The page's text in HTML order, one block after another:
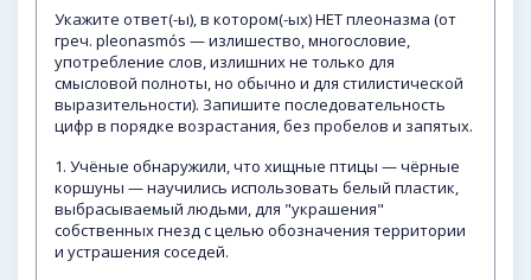
Укажите ответ(-ы), в котором(-ых) НЕТ плеоназма (от
греч. pleonasmós — излишество, многословие,
употребление слов, излишних не только для
смысловой полноты, но обычно и для стилистической
выразительности). Запишите последовательность
цифр в порядке возрастания, без пробелов и запятых.
1. Учёные обнаружили, что хищные птицы — чёрные
коршуны — научились использовать белый пластик,
выбрасываемый людьми, для "украшения"
собственных гнезд с целью обозначения территории
и устрашения соседей.